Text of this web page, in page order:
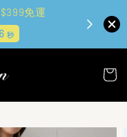
免運
秒